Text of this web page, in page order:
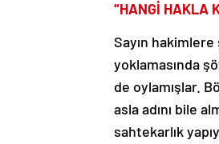
“HANGİ HAKLA
Sayın
yoklamasında
de oylamışlar.
asla adını bile
sahtekarlık